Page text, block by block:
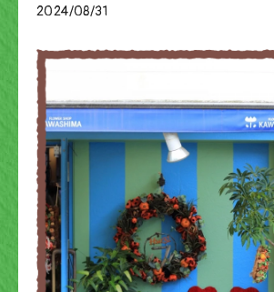
2024/08/31